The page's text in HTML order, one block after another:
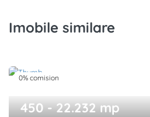
Imobile similare
0% comision
450 - 22.232 mp